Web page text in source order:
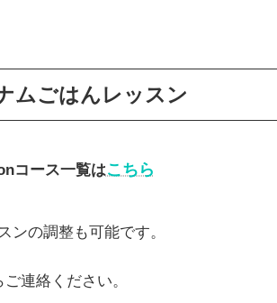
ムごはんレッスン
コース一覧はこちら
ンの調整も可能です。
連絡ください。